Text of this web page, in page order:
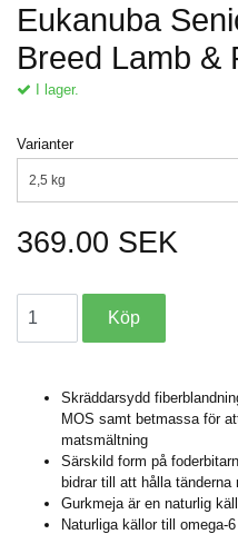
Eukanuba
Breed Lamb &
I lager.
Varianter
2,5 kg
369.00 SEK
Skräddarsydd
MOS samt betmassa för
matsmältning
Särskild form på
bidrar till att hålla tänderna
Gurkmeja är en naturlig
Naturliga källor till omega-